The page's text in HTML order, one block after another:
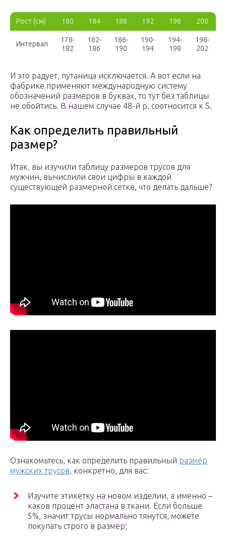
Рост (см) 180 184 188 192 196 200
Интервал
178-
182
182-
186
186-
190
190-
194
194-
198
198-
202
И это радует, путаница исключается. А вот если на
фабрике применяют международную систему
обозначений размеров в буквах, то тут без таблицы
не обойтись. В нашем случае 48-й р. соотносится к S.
Как определить правильный
размер?
Итак, вы изучили таблицу размеров трусов для
мужчин, вычислили свои цифры в каждой
существующей размерной сетке, что делать дальше?
Ознакомьтесь, как определить правильный размер
мужских трусов, конкретно, для вас:
Изучите этикетку на новом изделии, а именно –
каков процент эластана в ткани. Если больше
5%, значит трусы нормально тянутся, можете
покупать строго в размер;